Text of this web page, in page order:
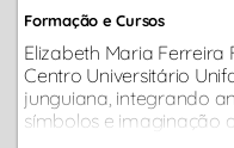
Formação e Cursos
Elizabeth Maria
Centro Universitário
junguiana, integrando
símbolos e imaginação